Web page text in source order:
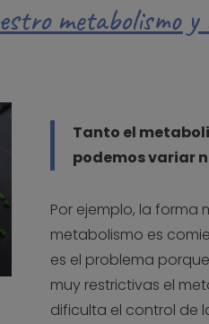
metabolismo
Tanto el
podemos variar
Por ejemplo, la forma
metabolismo es
es el problema
muy restrictivas el
dificulta el control de